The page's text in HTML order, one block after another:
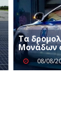
Τα
Μονάδων
08/08/